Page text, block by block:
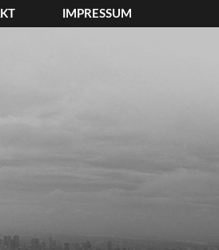
IMPRESSUM